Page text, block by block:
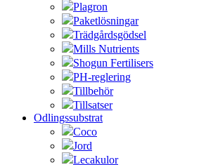
Plagron
Paketlösningar
Trädgårdsgödsel
Mills Nutrients
Shogun Fertilisers
PH-reglering
Tillbehör
Tillsatser
Odlingssubstrat
Coco
Jord
Lecakulor